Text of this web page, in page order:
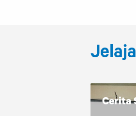
Cerita